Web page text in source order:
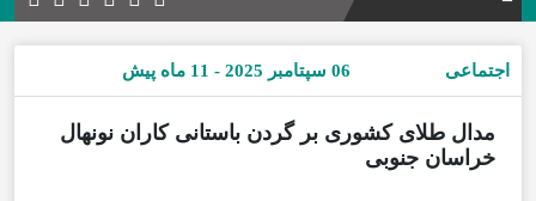
اجتماعی 06 سپتامبر 2025 - 11 ماه پیش
مدال طلای کشوری بر گردن باستانی کاران نونهال
خراسان جنوبی